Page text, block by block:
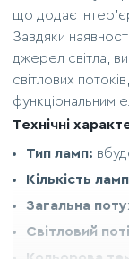
що додає
Завдяки
джерел світла,
світлових
функціональним
Технічні
Тип ламп:
Кількість
Загальна
Світловий
Кольорова